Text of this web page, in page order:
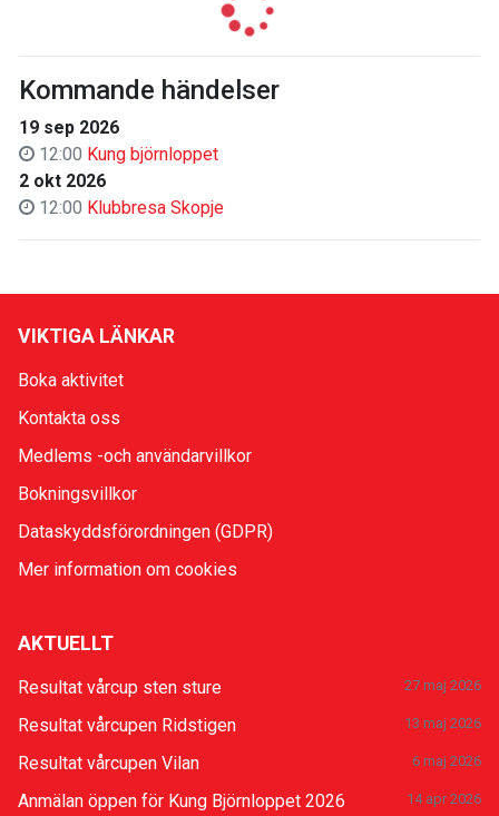
Kommande händelser
19 sep 2026
12:00 Kung björnloppet
2 okt 2026
12:00 Klubbresa Skopje
VIKTIGA LÄNKAR
Boka aktivitet
Kontakta oss
Medlems -och användarvillkor
Bokningsvillkor
Dataskyddsförordningen (GDPR)
Mer information om cookies
AKTUELLT
Resultat vårcup sten sture 27 maj 2026
Resultat vårcupen Ridstigen 13 maj 2026
Resultat vårcupen Vilan 6 maj 2026
Anmälan öppen för Kung Björnloppet 2026 14 apr 2026